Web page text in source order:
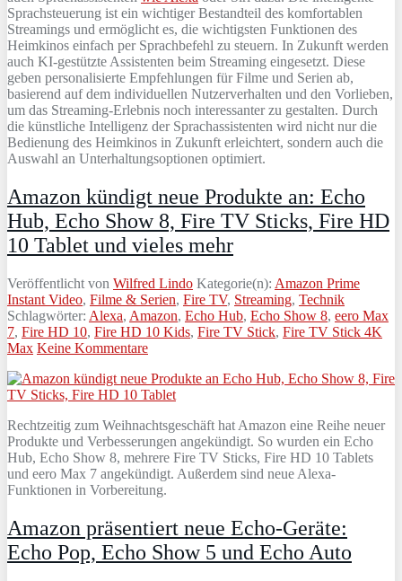
Sprachsteuerung ist ein wichtiger Bestandteil des komfortablen
Streamings und ermöglicht es, die wichtigsten Funktionen des
Heimkinos einfach per Sprachbefehl zu steuern. In Zukunft werden
auch KI-gestützte Assistenten beim Streaming eingesetzt. Diese
geben personalisierte Empfehlungen für Filme und Serien ab,
basierend auf dem individuellen Nutzerverhalten und den Vorlieben,
um das Streaming-Erlebnis noch interessanter zu gestalten. Durch
die künstliche Intelligenz der Sprachassistenten wird nicht nur die
Bedienung des Heimkinos in Zukunft erleichtert, sondern auch die
Auswahl an Unterhaltungsoptionen optimiert.
Amazon kündigt neue Produkte an: Echo
Hub, Echo Show 8, Fire TV Sticks, Fire HD
10 Tablet und vieles mehr
Veröffentlicht von Wilfred Lindo Kategorie(n): Amazon Prime
Instant Video, Filme & Serien, Fire TV, Streaming, Technik
Schlagwörter: Alexa, Amazon, Echo Hub, Echo Show 8, eero Max
7, Fire HD 10, Fire HD 10 Kids, Fire TV Stick, Fire TV Stick 4K
Max Keine Kommentare
Rechtzeitig zum Weihnachtsgeschäft hat Amazon eine Reihe neuer
Produkte und Verbesserungen angekündigt. So wurden ein Echo
Hub, Echo Show 8, mehrere Fire TV Sticks, Fire HD 10 Tablets
und eero Max 7 angekündigt. Außerdem sind neue Alexa-
Funktionen in Vorbereitung.
Amazon präsentiert neue Echo-Geräte:
Echo Pop, Echo Show 5 und Echo Auto